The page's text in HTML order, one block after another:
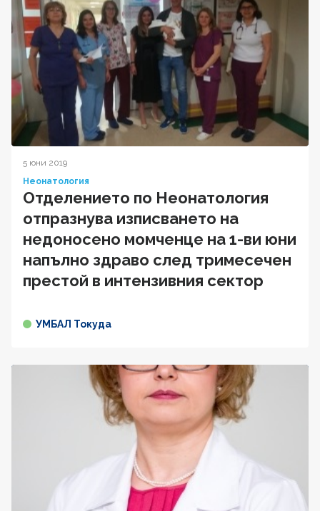
5 юни 2019
Неонатология
Отделението по Неонатология
отпразнува изписването на
недоносено момченце на 1-ви юни
напълно здраво след тримесечен
престой в интензивния сектор
УМБАЛ Токуда